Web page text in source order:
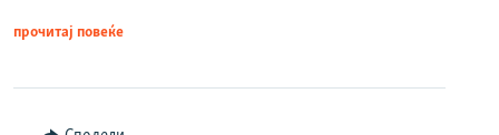
прочитај повеќе